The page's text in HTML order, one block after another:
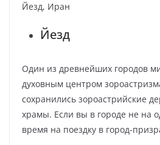
Йезд, Иран
Йезд
Один из древнейших городов
духовным центром
сохранились зороастрийские
храмы. Если вы в городе не на
время на поездку в город-